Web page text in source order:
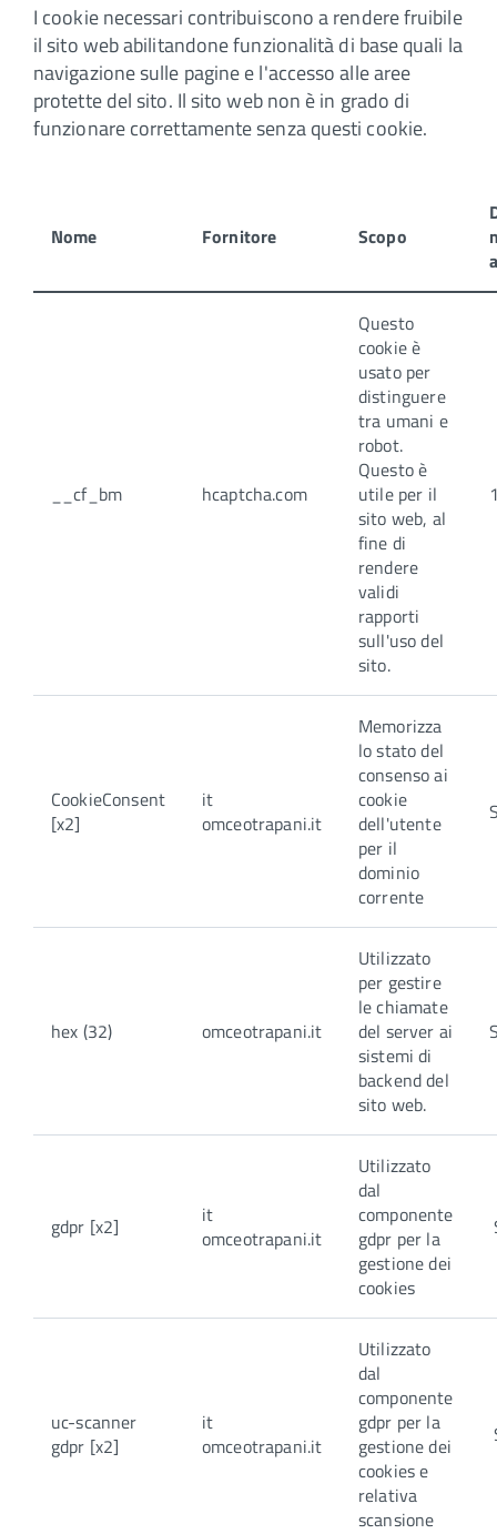
I cookie necessari contribuiscono a rendere fruibile
il sito web abilitandone funzionalità di base quali la
navigazione sulle pagine e l'accesso alle aree
protette del sito. Il sito web non è in grado di
funzionare correttamente senza questi cookie.
Nome Fornitore Scopo
__cf_bm hcaptcha.com
Questo
cookie è
usato per
distinguere
tra umani e
robot.
Questo è
utile per il
sito web, al
fine di
rendere
validi
rapporti
sull'uso del
sito.
CookieConsent
[x2]
it
omceotrapani.it
Memorizza
lo stato del
consenso ai
cookie
dell'utente
per il
dominio
corrente
hex (32) omceotrapani.it
Utilizzato
per gestire
le chiamate
del server ai
sistemi di
backend del
sito web.
gdpr [x2]
it
omceotrapani.it
Utilizzato
dal
componente
gdpr per la
gestione dei
cookies
uc-scanner
gdpr [x2]
it
omceotrapani.it
Utilizzato
dal
componente
gdpr per la
gestione dei
cookies e
relativa
scansione